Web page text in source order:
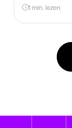
1 min. lezen